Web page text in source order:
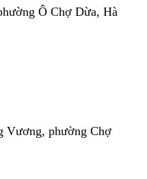
Ô Chợ Dừa, Hà
Vương, phường Chợ